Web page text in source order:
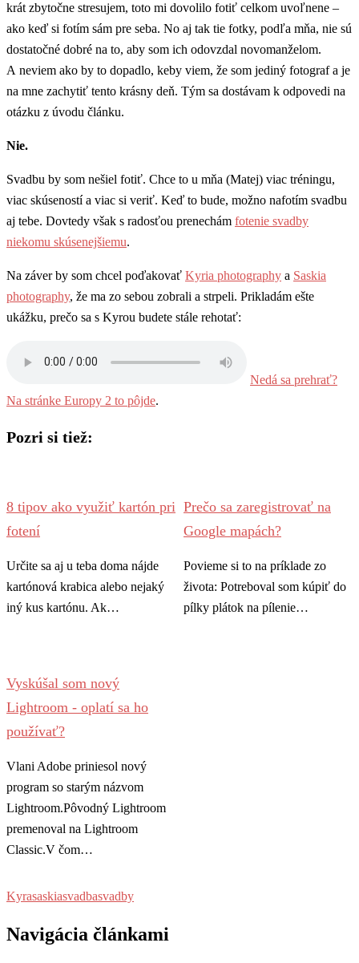
krát zbytočne stresujem, toto mi dovolilo fotiť celkom uvoľnene –
ako keď si fotím sám pre seba. No aj tak tie fotky, podľa mňa, nie sú
dostatočné dobré na to, aby som ich odovzdal novomanželom.
A neviem ako by to dopadlo, keby viem, že som jediný fotograf a je
na mne zachytiť tento krásny deň. Tým sa dostávam k odpovedi na
otázku z úvodu článku.
Nie.
Svadbu by som nešiel fotiť. Chce to u mňa (Matej) viac tréningu,
viac skúseností a viac si veriť. Keď to bude, možno nafotím svadbu
aj tebe. Dovtedy však s radosťou prenechám fotenie svadby
niekomu skúsenejšiemu.
Na záver by som chcel poďakovať Kyria photography a Saskia
photography, že ma zo sebou zobrali a strpeli. Prikladám ešte
ukážku, prečo sa s Kyrou budete stále rehotať:
Nedá sa prehrať?
Na stránke Europy 2 to pôjde.
Pozri si tiež:
8 tipov ako využiť kartón pri
fotení
Určite sa aj u teba doma nájde
kartónová krabica alebo nejaký
iný kus kartónu. Ak…
Prečo sa zaregistrovať na
Google mapách?
Povieme si to na príklade zo
života: Potreboval som kúpiť do
pílky plátok na pílenie…
Vyskúšal som nový
Lightroom - oplatí sa ho
používať?
Vlani Adobe priniesol nový
program so starým názvom
Lightroom.Pôvodný Lightroom
premenoval na Lightroom
Classic.V čom…
Kyrasaskiasvadbasvadby
Navigácia článkami